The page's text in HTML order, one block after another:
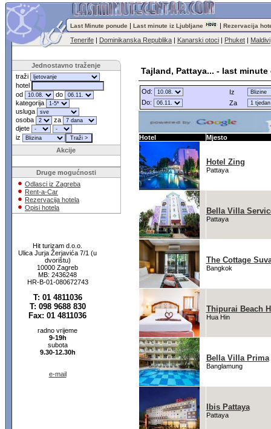
Tajland, Pattaya... - last minute
Last Minute ponude | Last minute iz Ljubljane | Rezervacija
Tenerife | Dominikanska Republika | Kanarski otoci | Phuket | Maldivi
Jednostavno traženje
traži
hotel
od
do
kategorija
usluga
osoba
za
djete
iz
Akcije
Druge mogućnosti
Odlasci iz Zagreba
Rent-a-Car
Rezervacija hotela
Opisi hotela
Hit turizam d.o.o.
Ulica Jurja Žerjavića 7/1 (u
dvorištu)
10000 Zagreb
MB: 2436248
HR-B-01-080672743
T: 01 4811036
T: 098 9688 830
Fax: 01 4811036
radno vrijeme
9-19h
subota
9.30-12.30h
e-mail
Od: Iz
Do:
Za
Hotel Mjesto
Hotel Zing
Pattaya
Bella Villa
Pattaya
The Cottage
Bangkok
Thipurai Beach
Hua Hin
Bella Villa Prima
Banglamung
Ibis Pattaya
Pattaya